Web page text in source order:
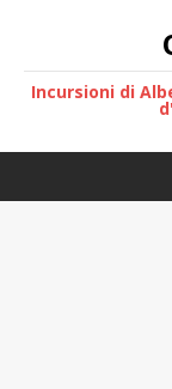
Incursioni di